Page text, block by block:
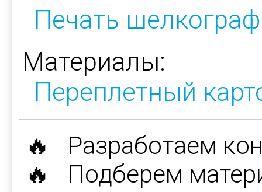
Печать
Материалы:
Переплетный
🔥 Разработаем
🔥 Подберем